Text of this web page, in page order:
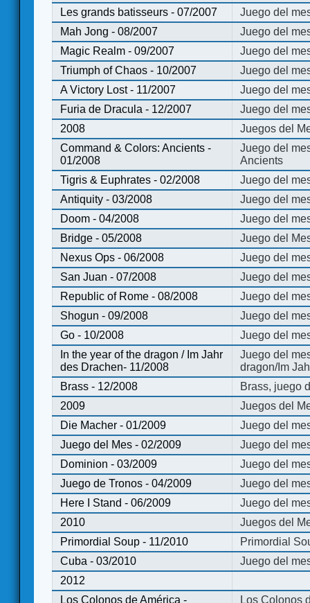
Les grands batisseurs - 07/2007
Juego del
Mah Jong - 08/2007
Juego del
Magic Realm - 09/2007
Juego del
Triumph of Chaos - 10/2007
Juego del
A Victory Lost - 11/2007
Juego del
Furia de Dracula - 12/2007
Juego del
2008
Juegos del
Command & Colors: Ancients -
01/2008
Juego del
Ancients
Tigris & Euphrates - 02/2008
Juego del
Antiquity - 03/2008
Juego del
Doom - 04/2008
Juego del
Bridge - 05/2008
Juego del
Nexus Ops - 06/2008
Juego del
San Juan - 07/2008
Juego del
Republic of Rome - 08/2008
Juego del
Shogun - 09/2008
Juego del
Go - 10/2008
Juego del
In the year of the dragon / Im Jahr
des Drachen- 11/2008
Juego del
dragon/Im
Brass - 12/2008
Brass, juego
2009
Juegos del
Die Macher - 01/2009
Juego del
Juego del Mes - 02/2009
Juego del
Dominion - 03/2009
Juego del
Juego de Tronos - 04/2009
Juego del
Here I Stand - 06/2009
Juego del
2010
Juegos del
Primordial Soup - 11/2010
Primordial
Cuba - 03/2010
Juego del
2012
Los Colonos de América -
Los Colonos